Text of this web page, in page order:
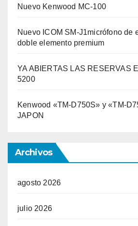
Nuevo Kenwood MC-100
Nuevo ICOM SM-J1micrófono de
doble elemento premium
YA ABIERTAS LAS RESERVAS
5200
Kenwood «TM-D750S» y «TM-
JAPON
Archivos
agosto 2026
julio 2026